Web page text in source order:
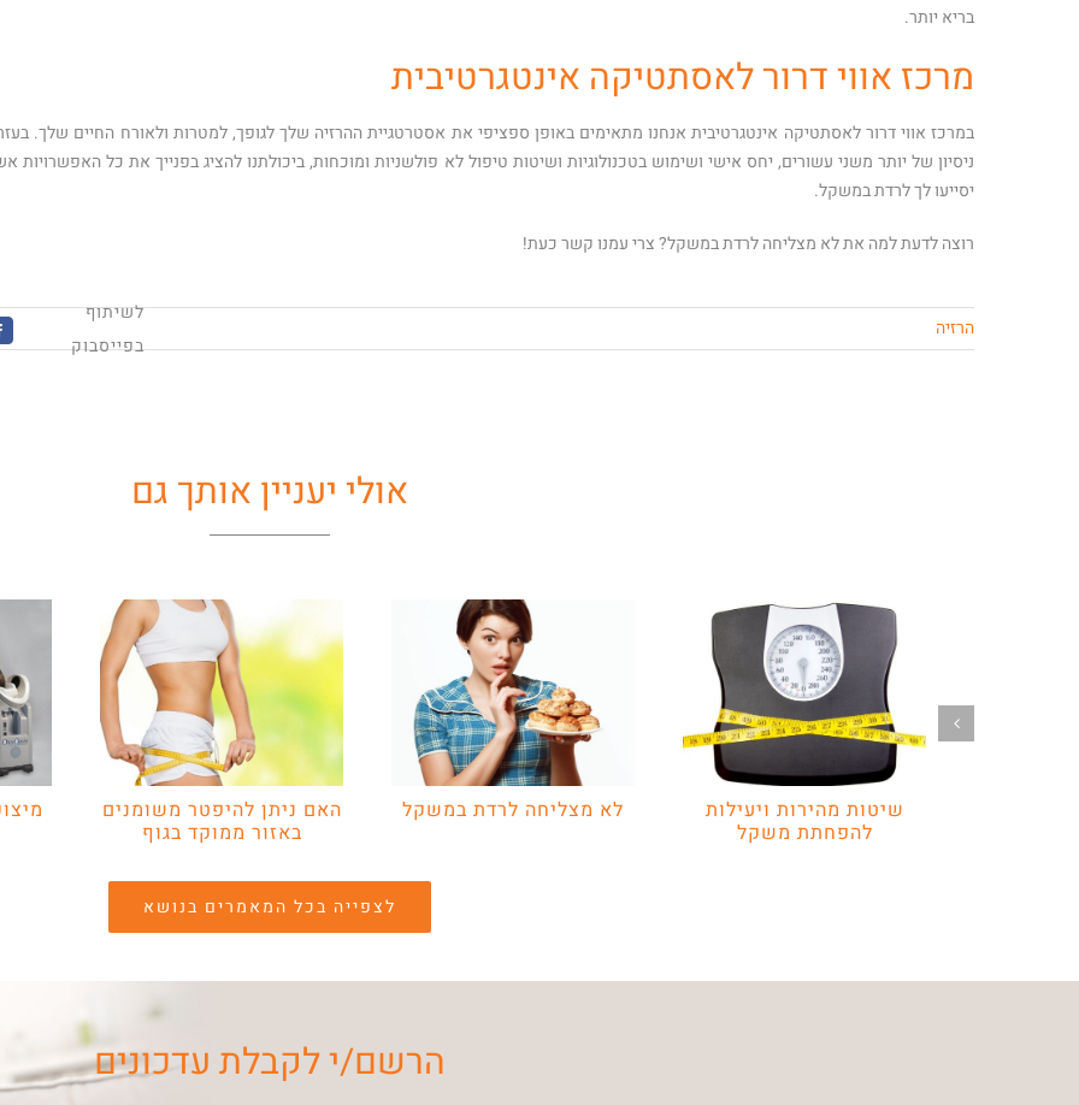
בריא יותר.
מרכז אווי דרור לאסתטיקה אינטגרטיבית
במרכז אווי דרור לאסתטיקה אינטגרטיבית אנחנו מתאימים באופן ספציפי את אסטרטגיית ההרזיה שלך לגופך, למטרות ולאורח החיים שלך.
ניסיון של יותר משני עשורים, יחס אישי ושימוש בטכנולוגיות ושיטות טיפול לא פולשניות ומוכחות, ביכולתנו להציג בפנייך את כל האפשרויות
יסייעו לך לרדת במשקל.
רוצה לדעת למה את לא מצליחה לרדת במשקל? צרי עמנו קשר כעת!
הרזיה
לשיתוף
בפייסבוק
אולי יעניין אותך גם
שיטות מהירות ויעילות
להפחתת משקל
לא מצליחה לרדת במשקל האם ניתן להיפטר משומנים
באזור ממוקד בגוף
לצפייה בכל המאמרים בנושא
הרשם/י לקבלת עדכונים